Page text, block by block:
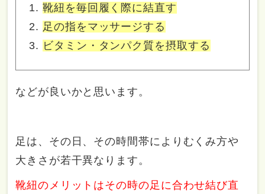
靴紐を毎回履く際に結直す
足の指をマッサージする
ビタミン・タンパク質を摂取する
などが良いかと思います。
足は、その日、その時間帯によりむくみ方や
大きさが若干異なります。
靴紐のメリットはその時の足に合わせ結び直